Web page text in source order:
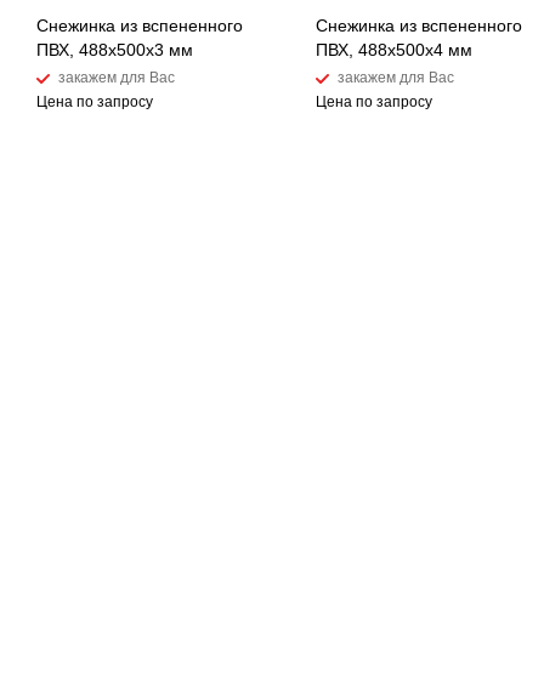
Снежинка из вспененного
ПВХ, 488x500x3 мм
закажем для Вас
Цена по запросу
Снежинка из вспененного
ПВХ, 488x500x4 мм
закажем для Вас
Цена по запросу